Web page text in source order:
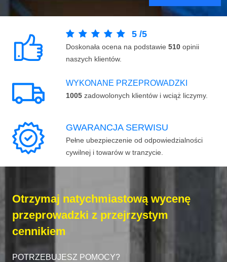
5 /5
Doskonała ocena na podstawie 510 opinii
naszych klientów.
WYKONANE PRZEPROWADZKI
1005 zadowolonych klientów i wciąż liczymy.
GWARANCJA SERWISU
Pełne ubezpieczenie od odpowiedzialności
cywilnej i towarów w tranzycie.
Otrzymaj natychmiastową wycenę
przeprowadzki z przejrzystym
cennikiem
POTRZEBUJESZ POMOCY?